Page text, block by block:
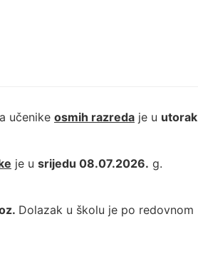
učenike osmih razreda je u utorak
je u srijedu 08.07.2026. g.
Dolazak u školu je po redovnom